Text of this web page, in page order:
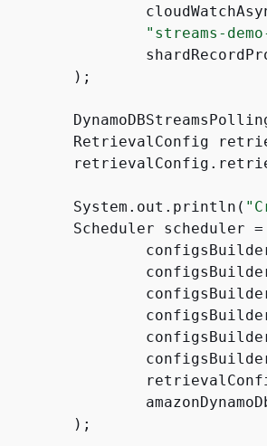
"streams-
        );
RetrievalConfig
        System.out.println(
Scheduler scheduler
        );